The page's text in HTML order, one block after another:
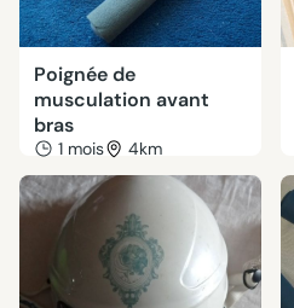
Poignée de
musculation avant
bras
1 mois 4km